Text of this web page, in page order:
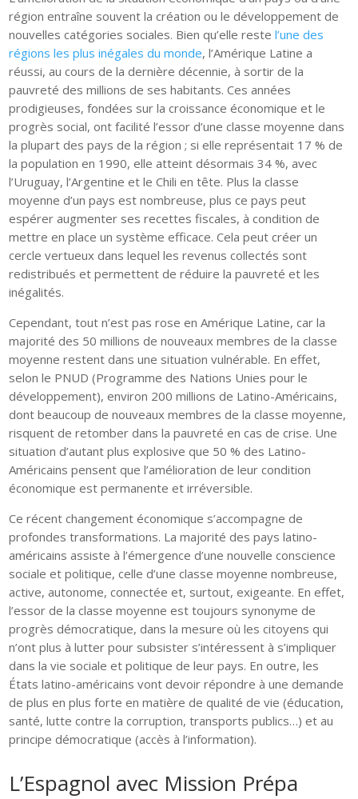
région entraîne souvent la création ou le développement de
nouvelles catégories sociales. Bien qu’elle restel’une des
régions les plus inégales du monde, l’Amérique Latine a
réussi, au cours de la dernière décennie, à sortir de la
pauvreté des millions de ses habitants. Ces années
prodigieuses, fondées sur la croissance économique et le
progrès social, ont facilité l’essor d’une classe moyenne dans
la plupart des pays de la région ; si elle représentait 17 % de
la population en 1990, elle atteint désormais 34 %, avec
l’Uruguay, l’Argentine et le Chili en tête. Plus la classe
moyenne d’un pays est nombreuse, plus ce pays peut
espérer augmenter ses recettes fiscales, à condition de
mettre en place un système efficace. Cela peut créer un
cercle vertueux dans lequel les revenus collectés sont
redistribués et permettent de réduire la pauvreté et les
inégalités.
Cependant, tout n’est pas rose en Amérique Latine, car la
majorité des 50 millions de nouveaux membres de la classe
moyenne restent dans une situation vulnérable. En effet,
selon le PNUD (Programme des Nations Unies pour le
développement), environ 200 millions de Latino-Américains,
dont beaucoup de nouveaux membres de la classe moyenne,
risquent de retomber dans la pauvreté en cas de crise. Une
situation d’autant plus explosive que 50 % des Latino-
Américains pensent que l’amélioration de leur condition
économique est permanente et irréversible.
Ce récent changement économique s’accompagne de
profondes transformations. La majorité des pays latino-
américains assiste à l’émergence d’une nouvelle conscience
sociale et politique, celle d’une classe moyenne nombreuse,
active, autonome, connectée et, surtout, exigeante. En effet,
l’essor de la classe moyenne est toujours synonyme de
progrès démocratique, dans la mesure où les citoyens qui
n’ont plus à lutter pour subsister s’intéressent à s’impliquer
dans la vie sociale et politique de leur pays. En outre, les
États latino-américains vont devoir répondre à une demande
de plus en plus forte en matière de qualité de vie (éducation,
santé, lutte contre la corruption, transports publics…) et au
principe démocratique (accès à l’information).
L’Espagnol avec Mission Prépa